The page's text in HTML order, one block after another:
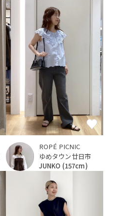
ROPÉ PICNIC
ゆめタウン廿日市
JUNKO (157cm)